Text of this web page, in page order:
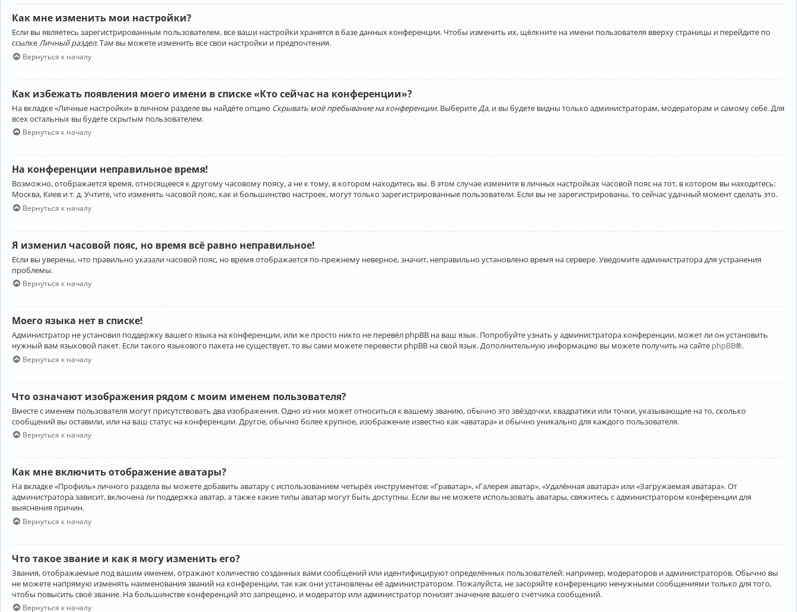
Как мне изменить мои настройки?
Если вы являетесь зарегистрированным пользователем, все ваши настройки хранятся в базе данных конференции. Чтобы изменить их, щёлкните на имени пользователя вверху страницы и перейдите по
ссылкеЛичный раздел. Там вы можете изменить все свои настройки и предпочтения.
Вернуться к началу
Как избежать появления моего имени в списке «Кто сейчас на конференции»?
На вкладке «Личные настройки» в личном разделе вы найдёте опцию Скрывать моё пребывание на конференции. Выберите Да, и вы будете видны только администраторам, модераторам и самому себе. Для
всех остальных вы будете скрытым пользователем.
Вернуться к началу
На конференции неправильное время!
Возможно, отображается время, относящееся к другому часовому поясу, а не к тому, в котором находитесь вы. В этом случае измените в личных настройках часовой пояс на тот, в котором вы находитесь:
Москва, Киев и т. д. Учтите, что изменять часовой пояс, как и большинство настроек, могут только зарегистрированные пользователи. Если вы не зарегистрированы, то сейчас удачный момент сделать это.
Вернуться к началу
Я изменил часовой пояс, но время всё равно неправильное!
Если вы уверены, что правильно указали часовой пояс, но время отображается по-прежнему неверное, значит, неправильно установлено время на сервере. Уведомите администратора для устранения
проблемы.
Вернуться к началу
Моего языка нет в списке!
Администратор не установил поддержку вашего языка на конференции, или же просто никто не перевёл phpBB на ваш язык. Попробуйте узнать у администратора конференции, может ли он установить
нужный вам языковой пакет. Если такого языкового пакета не существует, то вы сами можете перевести phpBB на свой язык. Дополнительную информацию вы можете получить на сайте phpBB®.
Вернуться к началу
Что означают изображения рядом с моим именем пользователя?
Вместе с именем пользователя могут присутствовать два изображения. Одно из них может относиться к вашему званию, обычно это звёздочки, квадратики или точки, указывающие на то, сколько
сообщений вы оставили, или на ваш статус на конференции. Другое, обычно более крупное, изображение известно как «аватара» и обычно уникально для каждого пользователя.
Вернуться к началу
Как мне включить отображение аватары?
На вкладке «Профиль» личного раздела вы можете добавить аватару с использованием четырёх инструментов: «Граватар», «Галерея аватар», «Удалённая аватара» или «Загружаемая аватара». От
администратора зависит, включена ли поддержка аватар, а также какие типы аватар могут быть доступны. Если вы не можете использовать аватары, свяжитесь с администратором конференции для
выяснения причин.
Вернуться к началу
Что такое звание и как я могу изменить его?
Звания, отображаемые под вашим именем, отражают количество созданных вами сообщений или идентифицируют определённых пользователей: например, модераторов и администраторов. Обычно вы
не можете напрямую изменять наименования званий на конференции, так как они установлены её администратором. Пожалуйста, не засоряйте конференцию ненужными сообщениями только для того,
чтобы повысить своё звание. На большинстве конференций это запрещено, и модератор или администратор понизят значение вашего счётчика сообщений.
Вернуться к началу